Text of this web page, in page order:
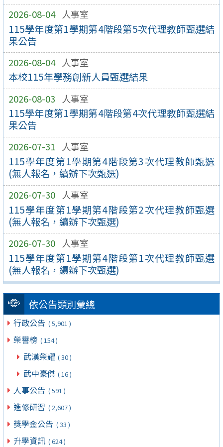
2026-08-04 人事室
115學年度第1學期第4階段第5次代理教師甄選結
果公告
2026-08-04 人事室
本校115年學務創新人員甄選結果
2026-08-03 人事室
115學年度第1學期第4階段第4次代理教師甄選結
果公告
2026-07-31 人事室
115學年度第1學期第4階段第3次代理教師甄選
(無人報名，續辦下次甄選)
2026-07-30 人事室
115學年度第1學期第4階段第2次代理教師甄選
(無人報名，續辦下次甄選)
2026-07-30 人事室
115學年度第1學期第4階段第1次代理教師甄選
(無人報名，續辦下次甄選)
依公告類別彙總
行政公告 ( 5,901 )
榮譽榜 ( 154 )
武漢榮耀 ( 30 )
武中豪傑 ( 16 )
人事公告 ( 591 )
進修研習 ( 2,607 )
獎學金公告 ( 33 )
升學資訊 ( 624 )